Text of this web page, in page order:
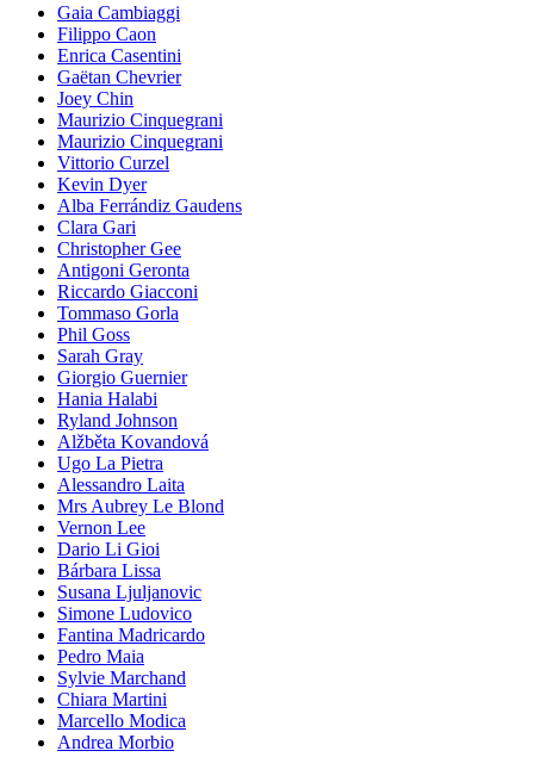
Gaia Cambiaggi
Filippo Caon
Enrica Casentini
Gaëtan Chevrier
Joey Chin
Maurizio Cinquegrani
Maurizio Cinquegrani
Vittorio Curzel
Kevin Dyer
Alba Ferrándiz Gaudens
Clara Gari
Christopher Gee
Antigoni Geronta
Riccardo Giacconi
Tommaso Gorla
Phil Goss
Sarah Gray
Giorgio Guernier
Hania Halabi
Ryland Johnson
Alžběta Kovandová
Ugo La Pietra
Alessandro Laita
Mrs Aubrey Le Blond
Vernon Lee
Dario Li Gioi
Bárbara Lissa
Susana Ljuljanovic
Simone Ludovico
Fantina Madricardo
Pedro Maia
Sylvie Marchand
Chiara Martini
Marcello Modica
Andrea Morbio